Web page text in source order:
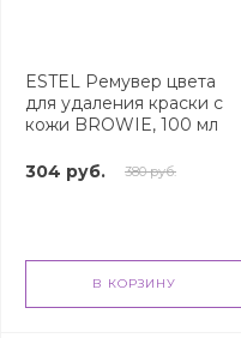
ESTEL Ремувер цвета
для удаления краски с
кожи BROWIE, 100 мл
304 руб. 380 руб.
В КОРЗИНУ